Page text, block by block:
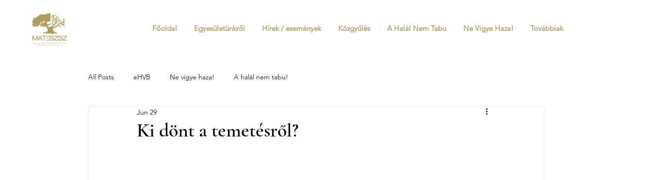
Főoldal Egyesületünkről Hírek / események Közgyűlés A Halál Nem Tabu Ne Vigye Haza! Továbbiak
All Posts eHVB Ne vigye haza! A halál nem tabu!
Ki dönt a temetésről?
Jun 29